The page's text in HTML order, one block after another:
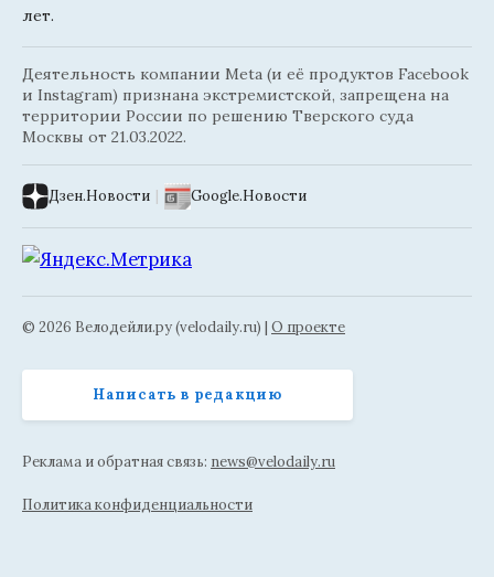
лет.
Деятельность компании Meta (и её продуктов Facebook
и Instagram) признана экстремистской, запрещена на
территории России по решению Тверского суда
Москвы от 21.03.2022.
Дзен.Новости | Google.Новости
© 2026 Велодейли.ру (velodaily.ru) | О проекте
Написать в редакцию
Реклама и обратная связь: news@velodaily.ru
Политика конфиденциальности